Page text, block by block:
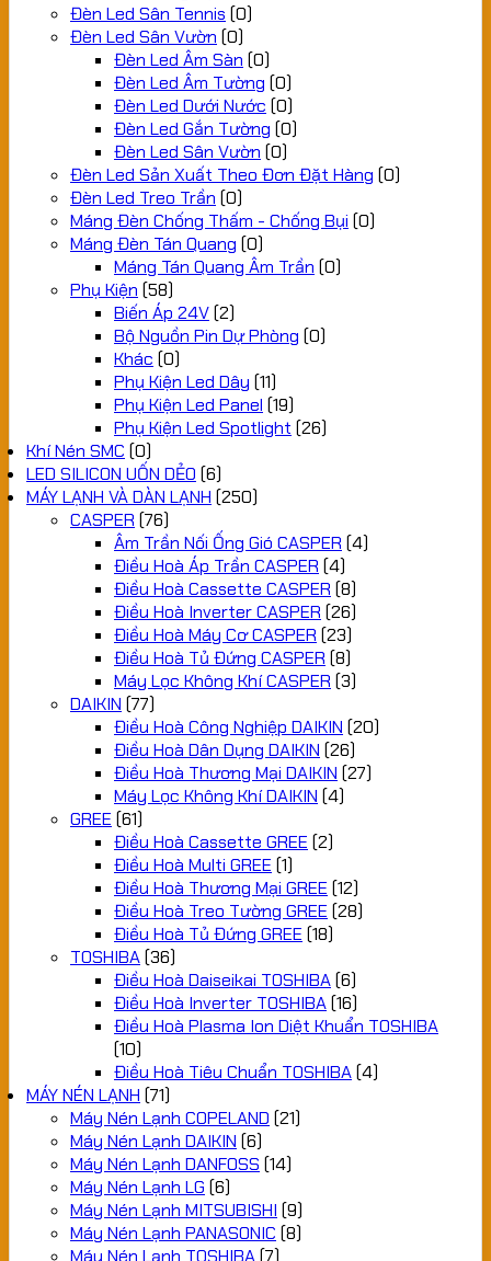
Đèn Led Sân Tennis (0)
Đèn Led Sân Vườn (0)
Đèn Led Âm Sàn (0)
Đèn Led Âm Tường (0)
Đèn Led Dưới Nước (0)
Đèn Led Gắn Tường (0)
Đèn Led Sân Vườn (0)
Đèn Led Sản Xuất Theo Đơn Đặt Hàng (0)
Đèn Led Treo Trần (0)
Máng Đèn Chống Thấm - Chống Bụi (0)
Máng Đèn Tán Quang (0)
Máng Tán Quang Âm Trần (0)
Phụ Kiện (58)
Biến Áp 24V(2)
Bộ Nguồn Pin Dự Phòng (0)
Khác (0)
Phụ Kiện Led Dây (11)
Phụ Kiện Led Panel (19)
Phụ Kiện Led Spotlight (26)
Khí Nén SMC (0)
LED SILICON UỐN DẺO (6)
MÁY LẠNH VÀ DÀN LẠNH (250)
CASPER (76)
Âm Trần Nối Ống Gió CASPER (4)
Điều Hoà Áp Trần CASPER (4)
Điều Hoà Cassette CASPER (8)
Điều Hoà Inverter CASPER (26)
Điều Hoà Máy Cơ CASPER (23)
Điều Hoà Tủ Đứng CASPER (8)
Máy Lọc Không Khí CASPER (3)
DAIKIN (77)
Điều Hoà Công Nghiệp DAIKIN (20)
Điều Hoà Dân Dụng DAIKIN (26)
Điều Hoà Thương Mại DAIKIN (27)
Máy Lọc Không Khí DAIKIN (4)
GREE (61)
Điều Hoà Cassette GREE (2)
Điều Hoà Multi GREE (1)
Điều Hoà Thương Mại GREE (12)
Điều Hoà Treo Tường GREE (28)
Điều Hoà Tủ Đứng GREE (18)
TOSHIBA(36)
Điều Hoà Daiseikai TOSHIBA(6)
Điều Hoà Inverter TOSHIBA(16)
Điều Hoà Plasma Ion Diệt Khuẩn TOSHIBA
(10)
Điều Hoà Tiêu Chuẩn TOSHIBA(4)
MÁY NÉN LẠNH (71)
Máy Nén Lạnh COPELAND (21)
Máy Nén Lạnh DAIKIN (6)
Máy Nén Lạnh DANFOSS (14)
Máy Nén Lạnh LG (6)
Máy Nén Lạnh MITSUBISHI (9)
Máy Nén Lạnh PANASONIC (8)
Máy Nén Lạnh TOSHIBA (7)